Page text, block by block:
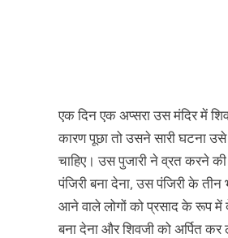
एक दिन एक अप्सरा उस मंदिर में
कारण पूछा तो उसने सारी घटना
चाहिए। उस पुजारी ने व्रत करने
पंजिरी बना देना, उस पंजिरी के
आने वाले लोगों को प्रसाद के रूप में
बना देना और शिवजी को अर्पित